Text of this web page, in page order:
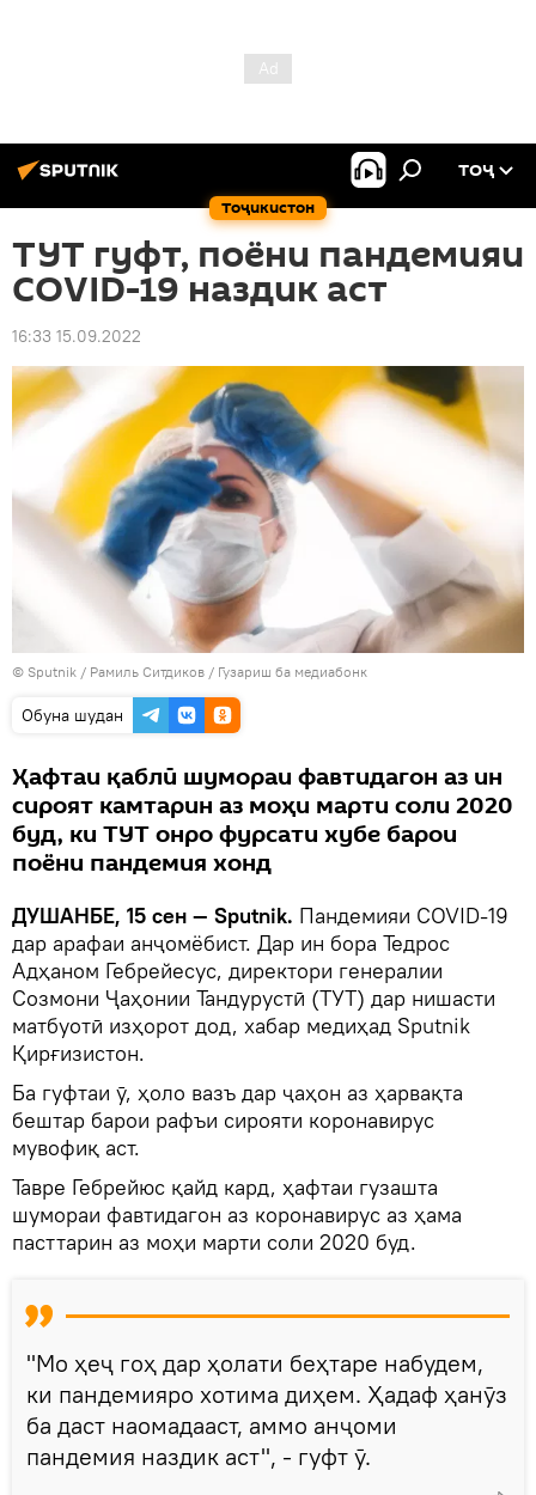
Тоҷикистон
ТОҶ
ТУТ гуфт, поёни пандемияи
COVID-19 наздик аст
16:33 15.09.2022
© Sputnik / Рамиль Ситдиков / Гузариш ба медиабонк
Обуна шудан
Ҳафтаи қаблӣ шумораи фавтидагон аз ин
сироят камтарин аз моҳи марти соли 2020
буд, ки ТУТ онро фурсати хубе барои
поёни пандемия хонд
ДУШАНБЕ, 15 сен — Sputnik. Пандемияи COVID-19
дар арафаи анҷомёбист. Дар ин бора Тедрос
Адҳаном Гебрейесус, директори генералии
Созмони Ҷаҳонии Тандурустӣ (ТУТ) дар нишасти
матбуотӣ изҳорот дод, хабар медиҳад Sputnik
Қирғизистон.
Ба гуфтаи ӯ, ҳоло вазъ дар ҷаҳон аз ҳарвақта
бештар барои рафъи сирояти коронавирус
мувофиқ аст.
Тавре Гебрейюс қайд кард, ҳафтаи гузашта
шумораи фавтидагон аз коронавирус аз ҳама
пасттарин аз моҳи марти соли 2020 буд.
"Мо ҳеҷ гоҳ дар ҳолати беҳтаре набудем,
ки пандемияро хотима диҳем. Ҳадаф ҳанӯз
ба даст наомадааст, аммо анҷоми
пандемия наздик аст", - гуфт ӯ.